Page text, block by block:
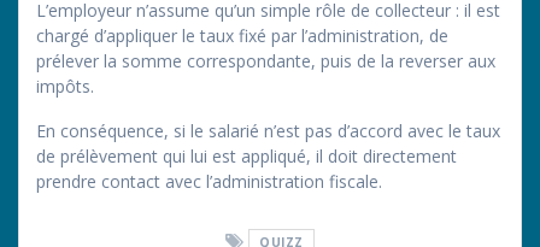
L’employeur n’assume qu’un simple rôle de collecteur : il est
chargé d’appliquer le taux fixé par l’administration, de
prélever la somme correspondante, puis de la reverser aux
impôts.
En conséquence, si le salarié n’est pas d’accord avec le taux
de prélèvement qui lui est appliqué, il doit directement
prendre contact avec l’administration fiscale.
QUIZZ